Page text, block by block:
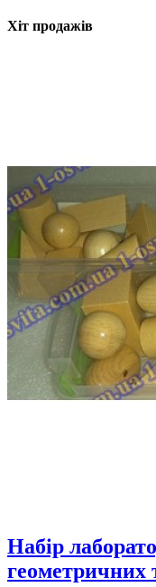
Хіт продажів
Набір
геометричних